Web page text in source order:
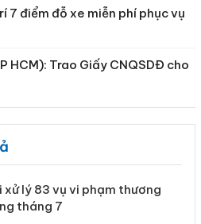
7 điểm đỗ xe miễn phí phục vụ
HCM): Trao Giấy CNQSDĐ cho
xử lý 83 vụ vi phạm thương
tháng 7